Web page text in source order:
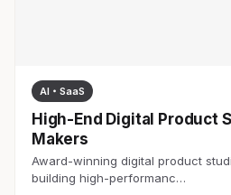
AI・SaaS
High-End Digital Product
Makers
Award-winning digital product
building high-performanc…